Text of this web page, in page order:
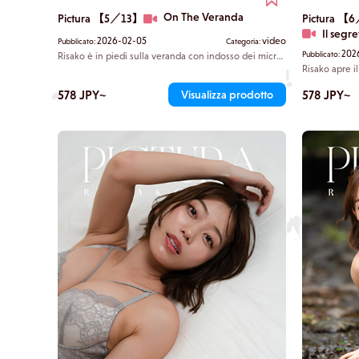
Pictura 【5／13】 On The Veranda
Pubblicato:2026-02-05 Categoria:video
Risako è in piedi sulla veranda con indosso dei micro
Si sente il suono delle cicale. "Prendiamola con calma
oggi", dice in modo carino.
578 JPY~ Visualizza prodotto
Pictura 【6
Il
Pubblicato:
Risako apre
senza
e voluttuoso
578 JPY~